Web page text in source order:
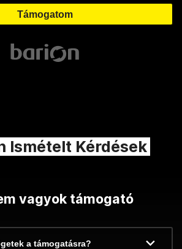
Ismételt Kérdések
vagyok támogató
a támogatásra?